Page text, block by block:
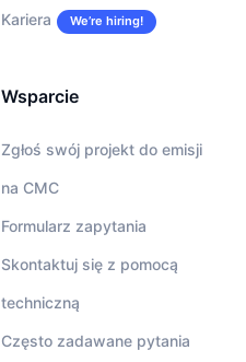
Kariera We’re hiring!
Wsparcie
Zgłoś swój projekt do emisji
na CMC
Formularz zapytania
Skontaktuj się z pomocą
techniczną
Często zadawane pytania